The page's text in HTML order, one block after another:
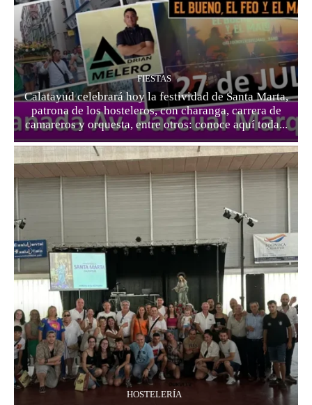
FIESTAS
Calatayud celebrará hoy la festividad de Santa Marta,
patrona de los hosteleros, con charanga, carrera de
camareros y orquesta, entre otros: conoce aquí toda...
HOSTELERÍA